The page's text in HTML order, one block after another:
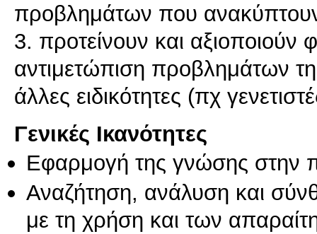
προβλημάτων που
3. προτείνουν και αξιοποιούν
αντιμετώπιση προβλημάτων
άλλες ειδικότητες (πχ
Γενικές Ικανότητες
Εφαρμογή της γνώσης στην
Αναζήτηση, ανάλυση και
με τη χρήση και των